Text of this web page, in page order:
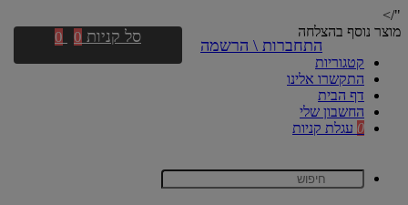
"/>
מוצר נוסף בהצלחה
קטגוריות
התקשרו אלינו
דף הבית
החשבון שלי
0 עגלת קניות
התחברות \ הרשמה סל קניות 0
0